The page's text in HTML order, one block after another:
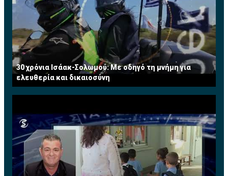
30 χρόνια Ισάακ-Σολωμού: Με οδηγό τη μνήμη για
ελευθερία και δικαιοσύνη